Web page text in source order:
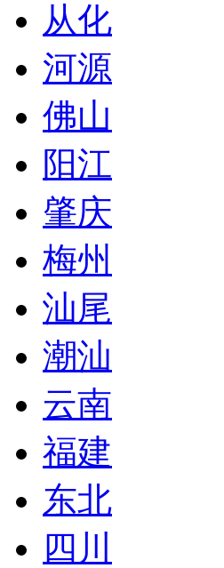
从化
河源
佛山
阳江
肇庆
梅州
汕尾
潮汕
云南
福建
东北
四川